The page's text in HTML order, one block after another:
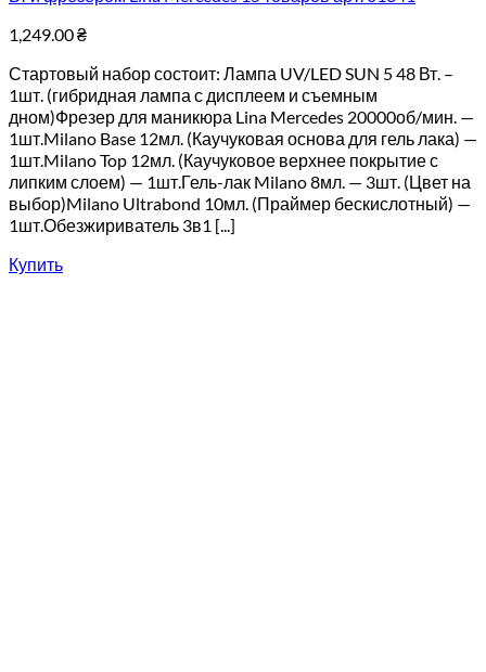
1,249.00₴
Стартовый набор состоит: Лампа UV/LED SUN 5 48 Вт. –
1шт. (гибридная лампа с дисплеем и съемным
дном)Фрезер для маникюра Lina Mercedes 20000об/мин. —
1шт.Milano Base 12мл. (Каучуковая основа для гель лака) —
1шт.Milano Top 12мл. (Каучуковое верхнее покрытие с
липким слоем) — 1шт.Гель-лак Milano 8мл. — 3шт. (Цвет на
выбор)Milano Ultrabond 10мл. (Праймер бескислотный) —
1шт.Обезжириватель 3в1 [...]
Купить